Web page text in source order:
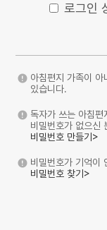
로그인
아침편지 가족이
있습니다.
독자가 쓰는 아침
비밀번호가 없으신
비밀번호 만들기>
비밀번호가 기억이
비밀번호 찾기>